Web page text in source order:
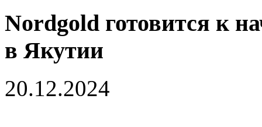
Nordgold готовится к
в Якутии
20.12.2024